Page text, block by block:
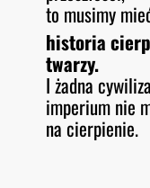
to musimy
historia
twarzy.
I żadna
imperium nie
na cierpienie.